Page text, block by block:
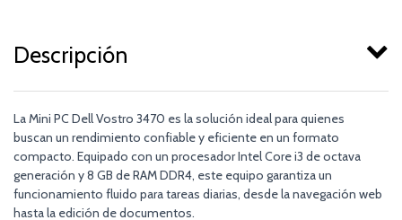
Descripción
La Mini PC Dell Vostro 3470 es la solución ideal para quienes
buscan un rendimiento confiable y eficiente en un formato
compacto. Equipado con un procesador Intel Core i3 de octava
generación y 8 GB de RAM DDR4, este equipo garantiza un
funcionamiento fluido para tareas diarias, desde la navegación web
hasta la edición de documentos.